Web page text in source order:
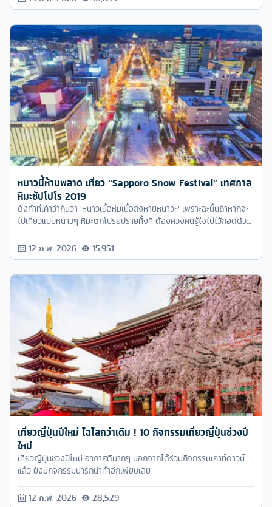
หนาวนี้ห้ามพลาด เที่ยว “Sapporo Snow Festival” เทศกาล
หิมะซัปโปโร 2019
ดั่งคำที่เค้าว่ากันว่า ‘หนาวเนื้อห่มเนื้อถึงหายหนาว~’ เพราะฉะนั้นถ้าหากจะ
ไปเที่ยวแบบหนาวๆ หิมะตกโปรยปรายทั้งที ต้องควงคนรู้ใจไปไว้กอดด้วย
ครับ12 ก.พ. 2026 15,951
เที่ยวญี่ปุ่นปีใหม่ ไฉไลกว่าเดิม ! 10 กิจกรรมเที่ยวญี่ปุ่นช่วงปี
ใหม่
เที่ยวญี่ปุ่นช่วงปีใหม่ อากาศดีมากๆ นอกจากได้ร่วมกิจกรรมเคาท์ดาวน์
แล้ว ยังมีกิจกรรมน่ารักน่าทำอีกเพียบเลย
12 ก.พ. 2026 28,529